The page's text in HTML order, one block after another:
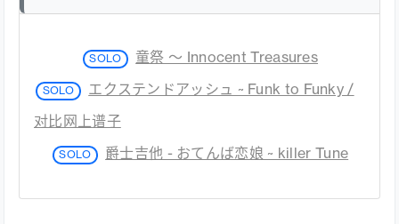
SOLO 童祭 ～ Innocent Treasures
SOLO エクステンドアッシュ ~ Funk to Funky /
对比网上谱子
SOLO 爵士吉他 - おてんば恋娘 ~ killer Tune